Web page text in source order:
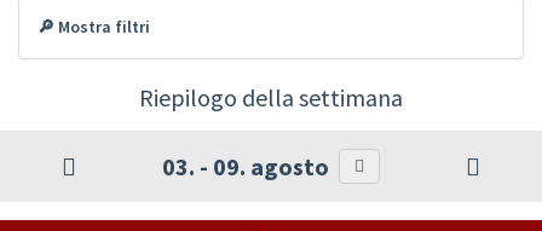
🔎 Mostra filtri
Riepilogo della settimana
03. - 09. agosto